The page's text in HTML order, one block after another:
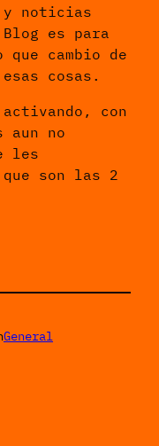
y noticias
es para
cambio de
cosas.
con
aun no
les
son las 2
General